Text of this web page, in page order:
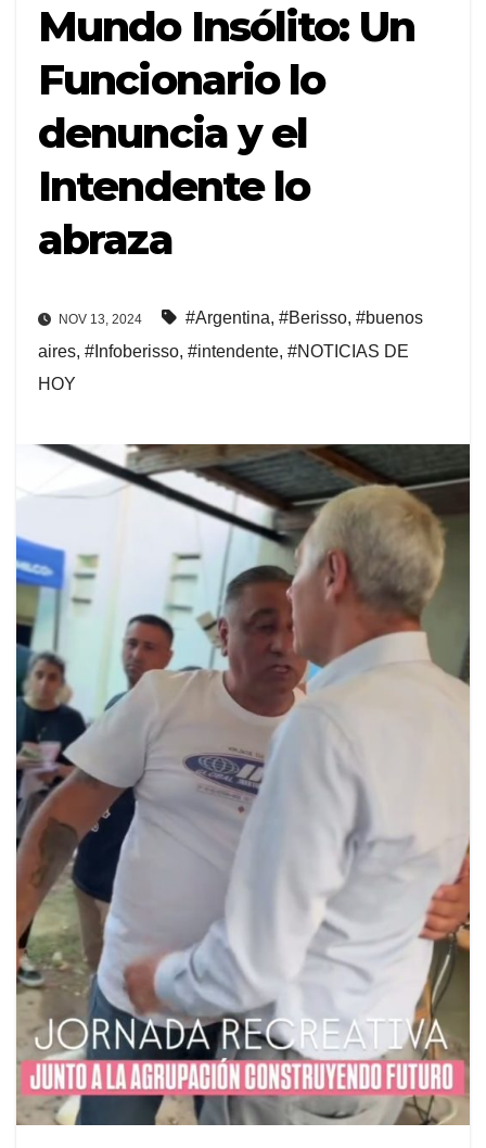
Mundo Insólito: Un
Funcionario lo
denuncia y el
Intendente lo
abraza
NOV 13, 2024 #Argentina, #Berisso, #buenos
aires, #Infoberisso, #intendente, #NOTICIAS DE
HOY